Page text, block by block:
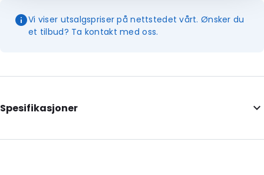
Vi viser utsalgspriser på nettstedet vårt. Ønsker du
et tilbud? Ta kontakt med oss.
Spesifikasjoner
Primary Colour: Svart